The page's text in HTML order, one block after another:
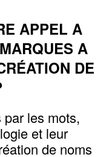
APPEL A
A
DE
les mots,
et leur
de noms